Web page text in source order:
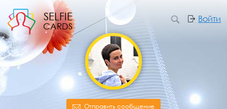
SELFIE
CARDS
Войти
Отправить сообщение